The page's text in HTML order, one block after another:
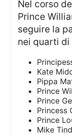
Nel corso del Rugby World Cup 2023,
Prince
seguire la
nei quarti di
Kate
Pippa
Prince
Prince
Princess
Prince
Mike